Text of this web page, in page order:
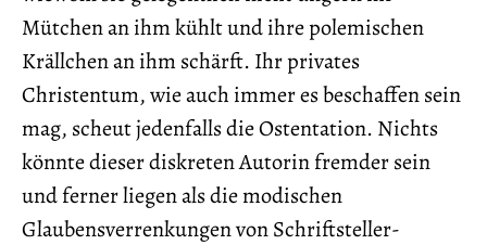
Mütchen an ihm kühlt und ihre polemischen
Krällchen an ihm schärft. Ihr privates
Christentum, wie auch immer es beschaffen sein
mag, scheut jedenfalls die Ostentation. Nichts
könnte dieser diskreten Autorin fremder sein
und ferner liegen als die modischen
Glaubensverrenkungen von Schriftsteller-